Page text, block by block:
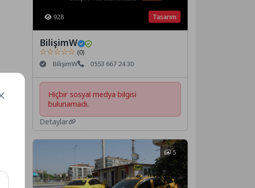
Tasarım
928
BilişimW
☆☆☆☆☆(0)
BilişimW
0553 667 24 30
Hiçbir sosyal medya bilgisi
bulunamadı.
Detaylar
5